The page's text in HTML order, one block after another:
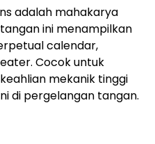
adalah mahakarya
ini menampilkan
calendar,
Cocok untuk
mekanik tinggi
di pergelangan tangan.